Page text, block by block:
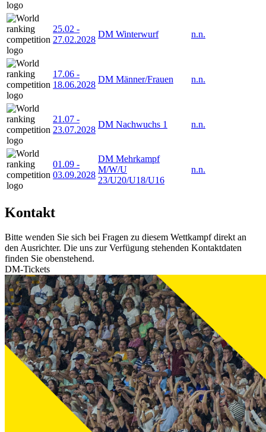
25.02 -
27.02.2028
DM Winterwurf n.n.
17.06 -
18.06.2028
DM Männer/Frauen n.n.
21.07 -
23.07.2028
DM Nachwuchs 1 n.n.
01.09 -
03.09.2028
DM Mehrkampf
M/W/U
23/U20/U18/U16
n.n.
Kontakt
Bitte wenden Sie sich bei Fragen zu diesem Wettkampf direkt an
den Ausrichter. Die uns zur Verfügung stehenden Kontaktdaten
finden Sie obenstehend.
DM-Tickets